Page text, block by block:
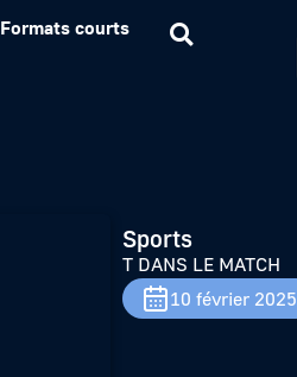
Formats courts
Sports
T DANS LE MATCH
10 février 2025